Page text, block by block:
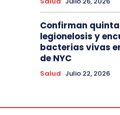
Confirman
legionelosis y
bacterias vivas
de NYC
Salud Julio 22, 2026